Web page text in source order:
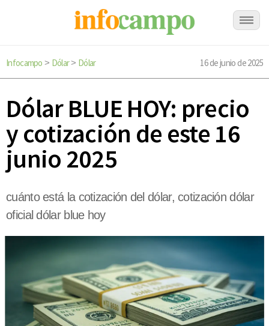
Infocampo > Dólar> Dólar 16 de junio de 2025
Dólar BLUE HOY: precio
y cotización de este 16
junio 2025
cuánto está la cotización del dólar, cotización dólar
oficial dólar blue hoy